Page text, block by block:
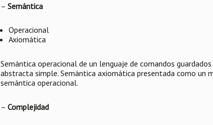
– Semántica
Operacional
Axiomática
Semántica operacional de un lenguaje de comandos
abstracta simple. Semántica axiomática presentada como un
semántica operacional.
– Complejidad